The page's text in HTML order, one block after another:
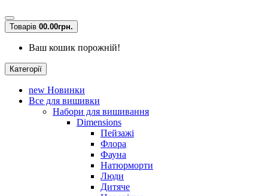
Товарів 00.00грн.
Ваш кошик порожній!
Категорії
new Новинки
Все для вишивки
Набори для вишивання
Dimensions
Пейзажі
Флора
Фауна
Натюрморти
Люди
Дитяче